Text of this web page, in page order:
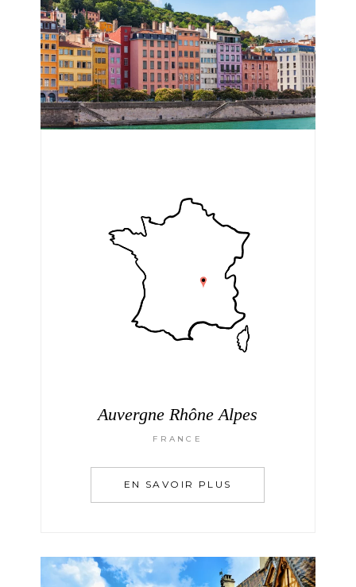
Auvergne Rhône Alpes
FRANCE
EN SAVOIR PLUS